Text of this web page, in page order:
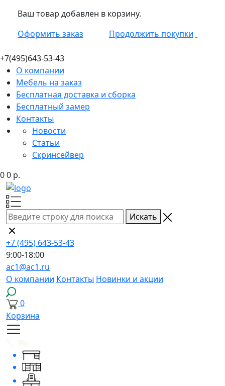
Ваш товар добавлен в корзину.
Оформить заказ
Продолжить покупки
+7(495)643-53-43
О компании
Мебель на заказ
Бесплатная доставка и сборка
Бесплатный замер
Контакты
Новости
Статьи
Скринсейвер
00 р.
Искать
+7 (495) 643-53-43
9:00-18:00
ac1@ac1.ru
О компании Контакты Новинки и акции
0
Корзина